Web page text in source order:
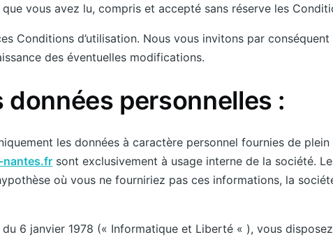
vous avez lu, compris et accepté sans réserve les
Conditions d’utilisation. Nous vous invitons par
des éventuelles modifications.
personnelles :
les données à caractère personnel fournies de
nantes.fr sont exclusivement à usage interne de la société.
où vous ne fourniriez pas ces informations, la
6 janvier 1978 (« Informatique et Liberté « ), vous